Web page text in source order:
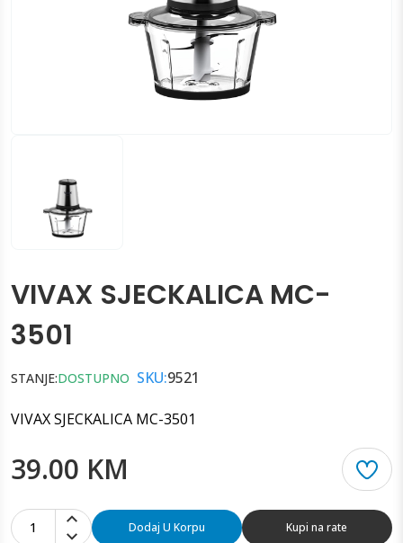
VIVAX SJECKALICA MC-
3501
STANJE:DOSTUPNO SKU:9521
VIVAX SJECKALICA MC-3501
39.00 KM
1 Dodaj U Korpu Kupi na rate